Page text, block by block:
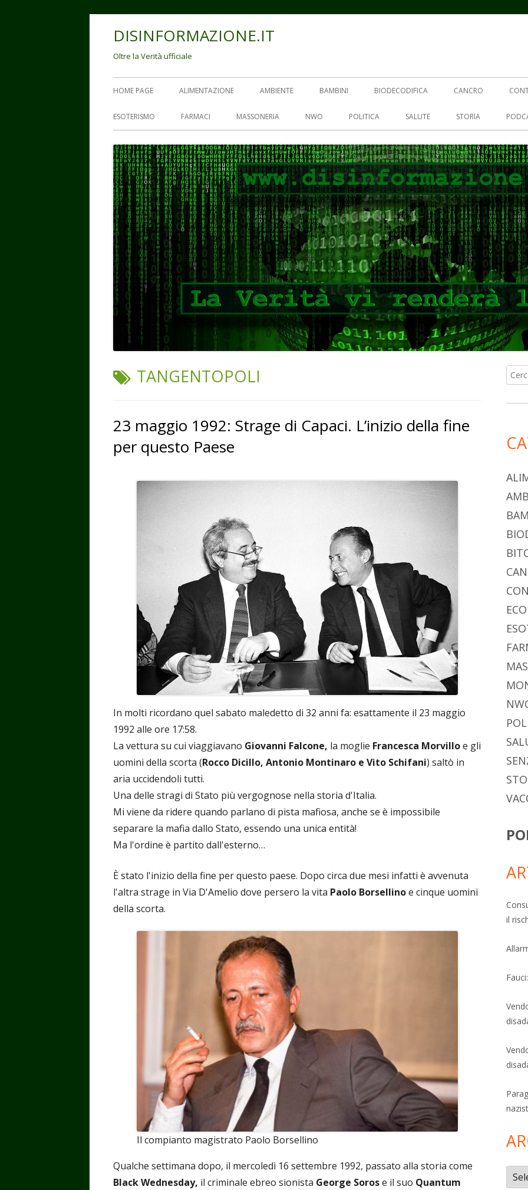
DISINFORMAZIONE.IT
Oltre la Verità ufficiale
Menu
principale
HOME PAGE ALIMENTAZIONE AMBIENTE BAMBINI BIODECODIFICA CANCRO
ESOTERISMO FARMACI MASSONERIA NWO POLITICA SALUTE STORIA
TAG:
TANGENTOPOLI
23 maggio 1992: Strage di Capaci. L’inizio della fine
per questo Paese
In molti ricordano quel sabato maledetto di 32 anni fa: esattamente il 23 maggio
1992 alle ore 17:58.
La vettura su cui viaggiavano Giovanni Falcone, la moglie Francesca Morvilloe gli
uomini della scorta (Rocco Dicillo, Antonio Montinaro e Vito Schifani) saltò in
aria uccidendoli tutti.
Una delle stragi di Stato più vergognose nella storia d'Italia.
Mi viene da ridere quando parlano di pista mafiosa, anche se è impossibile
separare la mafia dallo Stato, essendo una unica entità!
Ma l'ordine è partito dall'esterno…
È stato l'inizio della fine per questo paese. Dopo circa due mesi infatti è avvenuta
l'altra strage in Via D'Amelio dove persero la vita Paolo Borsellinoe cinque uomini
della scorta.
Il compianto magistrato Paolo Borsellino
Qualche settimana dopo, il mercoledì 16 settembre 1992, passato alla storia come
Black Wednesday, il criminale ebreo sionista George Sorose il suo Quantum
per:
il